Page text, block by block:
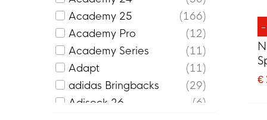
€
Academy 25
166
Academy Pro
12
Academy Series
11
Adapt
11
adidas Bringbacks
29
Adisock 26
6